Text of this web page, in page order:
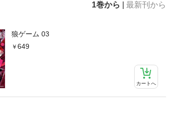
1巻から 最新刊から
狼ゲーム 03
649
カートへ